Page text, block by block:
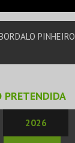
PINHEIRO
PRETENDIDA
2026